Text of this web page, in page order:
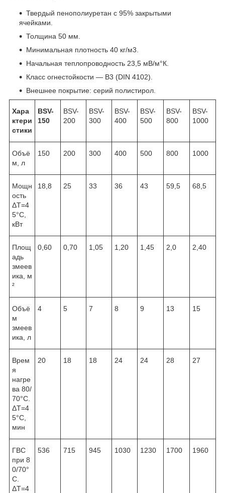
Твердый пенополиуретан с 95% закрытыми
ячейками.
Толщина 50 мм.
Минимальная плотность 40 кг/м3.
Начальная теплопроводность 23,5 мВ/м°К.
Класс огнестойкости — В3 (DIN 4102).
Внешнее покрытие: серий полистирол.
Хара
ктери
стики
BSV-
150
BSV-
200
BSV-
300
BSV-
400
BSV-
500
BSV-
800
BSV-
1000
Объё
м, л
150 200 300 400 500 800 1000
Мощн
ость
ΔТ=4
5°С,
кВт
18,8 25 33 36 43 59,5 68,5
Площ
адь
змеев
ика, м
²
0,60 0,70 1,05 1,20 1,45 2,0 2,40
Объё
м
змеев
ика, л
4 5 7 8 9 13 15
Врем
я
нагре
ва 80/
70°С.
ΔТ=4
5°С,
мин
20 18 18 24 24 28 27
ГВС
при 8
0/70°
С.
ΔТ=4
536 715 945 1030 1230 1700 1960